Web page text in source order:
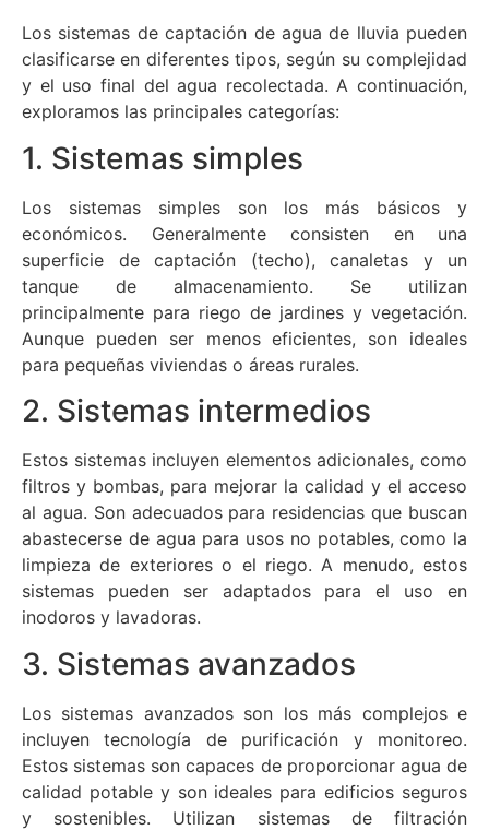
Los sistemas de captación de agua de lluvia pueden
clasificarse en diferentes tipos, según su complejidad
y el uso final del agua recolectada. A continuación,
exploramos las principales categorías:
1. Sistemas simples
Los sistemas simples son los más básicos y
económicos. Generalmente consisten en una
superficie de captación (techo), canaletas y un
tanque de almacenamiento. Se utilizan
principalmente para riego de jardines y vegetación.
Aunque pueden ser menos eficientes, son ideales
para pequeñas viviendas o áreas rurales.
2. Sistemas intermedios
Estos sistemas incluyen elementos adicionales, como
filtros y bombas, para mejorar la calidad y el acceso
al agua. Son adecuados para residencias que buscan
abastecerse de agua para usos no potables, como la
limpieza de exteriores o el riego. A menudo, estos
sistemas pueden ser adaptados para el uso en
inodoros y lavadoras.
3. Sistemas avanzados
Los sistemas avanzados son los más complejos e
incluyen tecnología de purificación y monitoreo.
Estos sistemas son capaces de proporcionar agua de
calidad potable y son ideales para edificios seguros
y sostenibles. Utilizan sistemas de filtración